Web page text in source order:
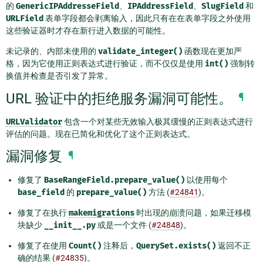
的 GenericIPAddresseField IPAddressField SlugField 和
URLField 表单字段都会剥离输入，因此只有在在表单字段之外使用
这些验证器时才存在新行进入数据的可能性。
未记录的、内部未使用的 validate_integer() 函数现在更加严
格，因为它使用正则表达式进行验证，而不仅仅是使用 int() 强制转
换值并检查是否引发了异常。
URL 验证中的拒绝服务漏洞可能性。 ¶
URLValidator包含一个对某些无效输入极其缓慢的正则表达式进行
评估的问题。现在已简化和优化了这个正则表达式。
漏洞修复 ¶
修复了 BaseRangeField.prepare_value() 以使用每个
base_field 的 prepare_value() 方法 (#24841)。
修复了在执行makemigrations 时出现的崩溃问题，如果迁移模
块缺少
__init__.py或是一个文件 (#24848)。
修复了在使用 Count() 注释后， QuerySet.exists() 返回不正
确的结果 (#24835)。